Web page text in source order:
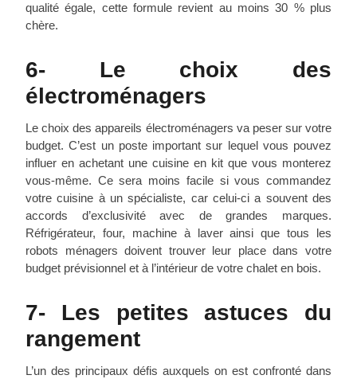
qualité égale, cette formule revient au moins 30 % plus
chère.
6- Le choix des
électroménagers
Le choix des appareils électroménagers va peser sur votre
budget. C’est un poste important sur lequel vous pouvez
influer en achetant une cuisine en kit que vous monterez
vous-même. Ce sera moins facile si vous commandez
votre cuisine à un spécialiste, car celui-ci a souvent des
accords d’exclusivité avec de grandes marques.
Réfrigérateur, four, machine à laver ainsi que tous les
robots ménagers doivent trouver leur place dans votre
budget prévisionnel et à l’intérieur de votre chalet en bois.
7- Les petites astuces du
rangement
L’un des principaux défis auxquels on est confronté dans